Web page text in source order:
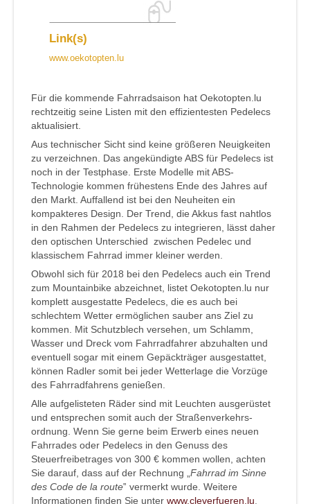
Link(s)
www.oekotopten.lu
Für die kommende Fahrradsaison hat Oekotopten.lu
rechtzeitig seine Listen mit den effizientesten Pedelecs
aktualisiert.
Aus technischer Sicht sind keine größeren Neuigkeiten
zu verzeichnen. Das angekündigte ABS für Pedelecs ist
noch in der Testphase. Erste Modelle mit ABS-
Technologie kommen frühestens Ende des Jahres auf
den Markt. Auffallend ist bei den Neuheiten ein
kompakteres Design. Der Trend, die Akkus fast nahtlos
in den Rahmen der Pedelecs zu integrieren, lässt daher
den optischen Unterschied zwischen Pedelec und
klassischem Fahrrad immer kleiner werden.
Obwohl sich für 2018 bei den Pedelecs auch ein Trend
zum Mountainbike abzeichnet, listet Oekotopten.lu nur
komplett ausgestatte Pedelecs, die es auch bei
schlechtem Wetter ermöglichen sauber ans Ziel zu
kommen. Mit Schutzblech versehen, um Schlamm,
Wasser und Dreck vom Fahrradfahrer abzuhalten und
eventuell sogar mit einem Gepäckträger ausgestattet,
können Radler somit bei jeder Wetterlage die Vorzüge
des Fahrradfahrens genießen.
Alle aufgelisteten Räder sind mit Leuchten ausgerüstet
und entsprechen somit auch der Straßenverkehrs-
ordnung. Wenn Sie gerne beim Erwerb eines neuen
Fahrrades oder Pedelecs in den Genuss des
Steuerfreibetrages von 300 € kommen wollen, achten
Sie darauf, dass auf der Rechnung „Fahrrad im Sinne
des Code de la route‟ vermerkt wurde. Weitere
Informationen finden Sie unter www.cleverfueren.lu.